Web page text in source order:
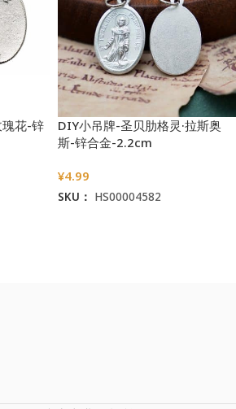
花-锌
DIY小吊牌-圣贝肋格灵·拉斯奥
斯-锌合金-2.2cm
¥4.99
SKU： HS00004582